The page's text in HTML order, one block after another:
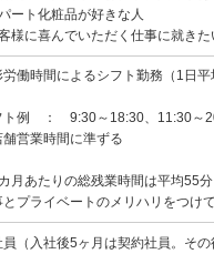
ート化粧品が好きな人
様に喜んでいただく仕事に就きた
労働時間によるシフト勤務（1日
ト例 ： 9:30～18:30、11:30～
営業時間に準ずる
月あたりの総残業時間は平均55分
とプライベートのメリハリをつけ
員（入社後5ヶ月は契約社員。そ